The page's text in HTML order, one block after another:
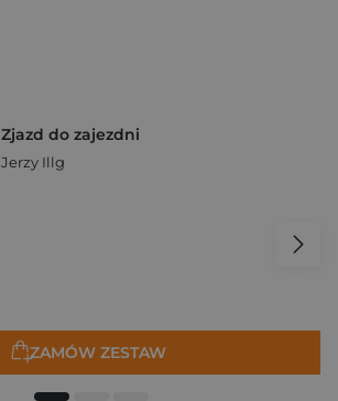
Zjazd do zajezdni
Jerzy Illg
ZAMÓW ZESTAW